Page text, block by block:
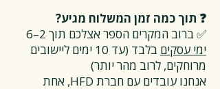
❓ תוך כמה זמן המשלוח מגיע?
✅ ברוב המקרים הספר אצלכם תוך 2–6
ימי עסקים
בלבד (עד 10 ימים ליישובים
מרוחקים, לרוב מהר יותר)
אנחנו עובדים עם חברת HFD, אחת